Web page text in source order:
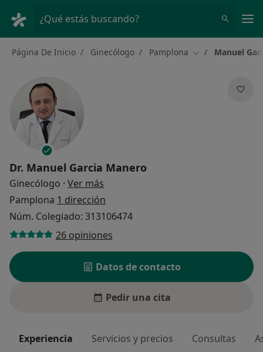
¿Qué estás buscando?
Página De Inicio Ginecólogo Pamplona Cambiar de
Manuel
Dr. Manuel Garcia Manero
Ginecólogo · Ver más
Pamplona 1 dirección
Núm. Colegiado: 313106474
26 opiniones
Datos de contacto
Pedir una cita
Experiencia Servicios y precios Consultas